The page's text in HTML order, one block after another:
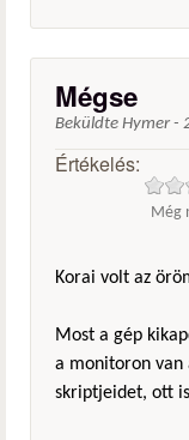
Mégse
Beküldte Hymer-
Értékelés:
Még
Korai volt az
Most a gép
a monitoron van
skriptjeidet, ott